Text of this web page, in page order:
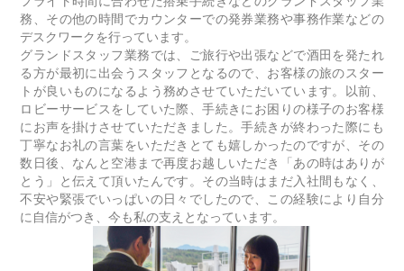
務、その他の時間でカウンターでの発券業務や事務作業などの
デスクワークを行っています。
グランドスタッフ業務では、ご旅行や出張などで酒田を発たれ
る方が最初に出会うスタッフとなるので、お客様の旅のスター
トが良いものになるよう務めさせていただいています。以前、
ロビーサービスをしていた際、手続きにお困りの様子のお客様
にお声を掛けさせていただきました。手続きが終わった際にも
丁寧なお礼の言葉をいただきとても嬉しかったのですが、その
数日後、なんと空港まで再度お越しいただき「あの時はありが
とう」と伝えて頂いたんです。その当時はまだ入社間もなく、
不安や緊張でいっぱいの日々でしたので、この経験により自分
に自信がつき、今も私の支えとなっています。